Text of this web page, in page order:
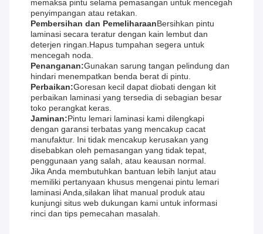
memaksa pintu selama pemasangan untuk mencegah
penyimpangan atau retakan.
Pembersihan dan PemeliharaanBersihkan pintu
laminasi secara teratur dengan kain lembut dan
deterjen ringan.Hapus tumpahan segera untuk
mencegah noda.
Penanganan:Gunakan sarung tangan pelindung dan
hindari menempatkan benda berat di pintu.
Perbaikan:Goresan kecil dapat diobati dengan kit
perbaikan laminasi yang tersedia di sebagian besar
toko perangkat keras.
Jaminan:Pintu lemari laminasi kami dilengkapi
dengan garansi terbatas yang mencakup cacat
manufaktur. Ini tidak mencakup kerusakan yang
disebabkan oleh pemasangan yang tidak tepat,
penggunaan yang salah, atau keausan normal.
Jika Anda membutuhkan bantuan lebih lanjut atau
memiliki pertanyaan khusus mengenai pintu lemari
laminasi Anda,silakan lihat manual produk atau
kunjungi situs web dukungan kami untuk informasi
rinci dan tips pemecahan masalah.